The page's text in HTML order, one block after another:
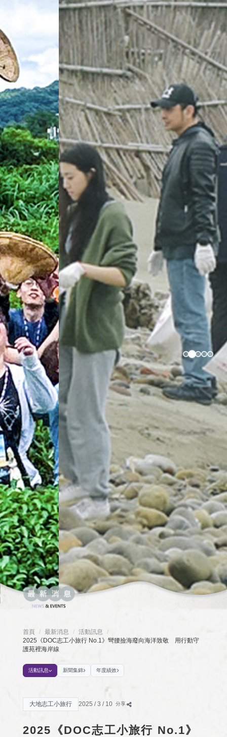
首頁 / 最新消息 / 活動訊息
/
2025《DOC志工小旅行 No.1》彎腰撿海廢向海洋致敬 用行動守
護苑裡海岸線
活動訊息 新聞集錦 年度績效
大地志工小旅行 2025 / 3 / 10 分享
2025《DOC志工小旅行 No.1》